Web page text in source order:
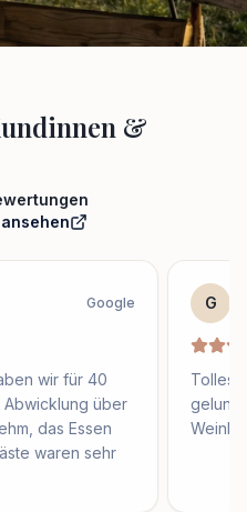
&
Google
wir für 40
Abwicklung über
das Essen
waren sehr
G
Tolles